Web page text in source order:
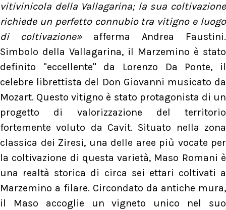
vitivinicola della Vallagarina; la sua coltivazione
richiede un perfetto connubio tra vitigno e luogo
di coltivazione» afferma Andrea Faustini.
Simbolo della Vallagarina, il Marzemino è stato
definito "eccellente" da Lorenzo Da Ponte, il
celebre librettista del Don Giovanni musicato da
Mozart. Questo vitigno è stato protagonista di un
progetto di valorizzazione del territorio
fortemente voluto da Cavit. Situato nella zona
classica dei Ziresi, una delle aree più vocate per
la coltivazione di questa varietà, Maso Romani è
una realtà storica di circa sei ettari coltivati a
Marzemino a filare. Circondato da antiche mura,
il Maso accoglie un vigneto unico nel suo